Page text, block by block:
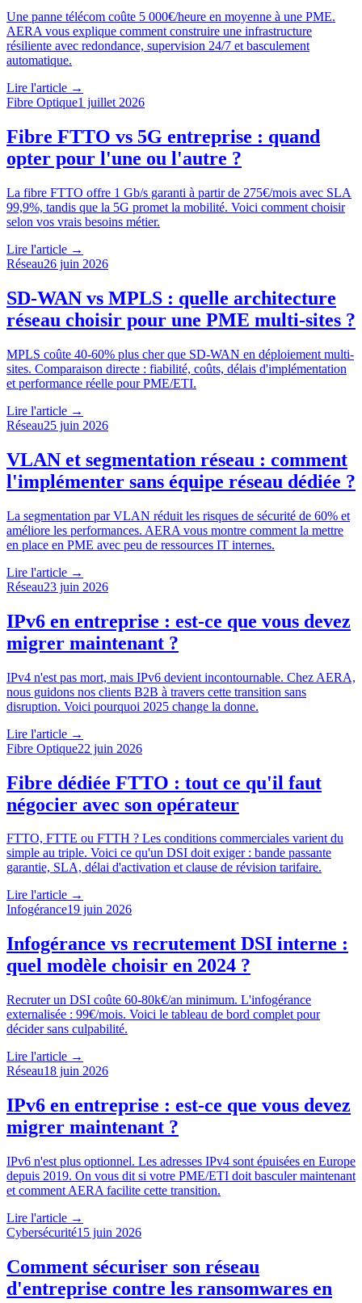
Une panne télécom coûte 5 000€/heure en moyenne à une PME.
AERA vous explique comment construire une infrastructure
résiliente avec redondance, supervision 24/7 et basculement
automatique.
Lire l'article →
Fibre Optique1 juillet 2026
Fibre FTTO vs 5G entreprise : quand
opter pour l'une ou l'autre ?
La fibre FTTO offre 1 Gb/s garanti à partir de 275€/mois avec SLA
99,9%, tandis que la 5G promet la mobilité. Voici comment choisir
selon vos vrais besoins métier.
Lire l'article →
Réseau26 juin 2026
SD-WAN vs MPLS : quelle architecture
réseau choisir pour une PME multi-sites ?
MPLS coûte 40-60% plus cher que SD-WAN en déploiement multi-
sites. Comparaison directe : fiabilité, coûts, délais d'implémentation
et performance réelle pour PME/ETI.
Lire l'article →
Réseau25 juin 2026
VLAN et segmentation réseau : comment
l'implémenter sans équipe réseau dédiée ?
La segmentation par VLAN réduit les risques de sécurité de 60% et
améliore les performances. AERA vous montre comment la mettre
en place en PME avec peu de ressources IT internes.
Lire l'article →
Réseau23 juin 2026
IPv6 en entreprise : est-ce que vous devez
migrer maintenant ?
IPv4 n'est pas mort, mais IPv6 devient incontournable. Chez AERA,
nous guidons nos clients B2B à travers cette transition sans
disruption. Voici pourquoi 2025 change la donne.
Lire l'article →
Fibre Optique22 juin 2026
Fibre dédiée FTTO : tout ce qu'il faut
négocier avec son opérateur
FTTO, FTTE ou FTTH ? Les conditions commerciales varient du
simple au triple. Voici ce qu'un DSI doit exiger : bande passante
garantie, SLA, délai d'activation et clause de révision tarifaire.
Lire l'article →
Infogérance19 juin 2026
Infogérance vs recrutement DSI interne :
quel modèle choisir en 2024 ?
Recruter un DSI coûte 60-80k€/an minimum. L'infogérance
externalisée : 99€/mois. Voici le tableau de bord complet pour
décider sans culpabilité.
Lire l'article →
Réseau18 juin 2026
IPv6 en entreprise : est-ce que vous devez
migrer maintenant ?
IPv6 n'est plus optionnel. Les adresses IPv4 sont épuisées en Europe
depuis 2019. On vous dit si votre PME/ETI doit basculer maintenant
et comment AERA facilite cette transition.
Lire l'article →
Cybersécurité15 juin 2026
Comment sécuriser son réseau
d'entreprise contre les ransomwares en